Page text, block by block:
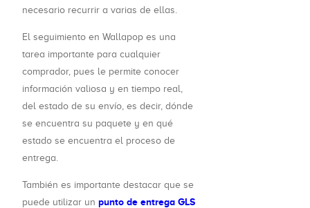
necesario recurrir a varias de ellas.
El seguimiento en Wallapop es una
tarea importante para cualquier
comprador, pues le permite conocer
información valiosa y en tiempo real,
del estado de su envío, es decir, dónde
se encuentra su paquete y en qué
estado se encuentra el proceso de
entrega.
También es importante destacar que se
puede utilizar un punto de entrega GLS